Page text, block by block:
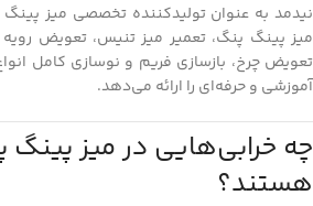
نیدمد به عنوان تولیدکننده تخصصی میز پینگ
میز پینگ پنگ، تعمیر میز تنیس، تعویض رویه
تعویض چرخ، بازسازی فریم و نوسازی کامل
آموزشی و حرفه‌ای را ارائه می‌دهد.
چه خرابی‌هایی در میز پینگ
هستند؟